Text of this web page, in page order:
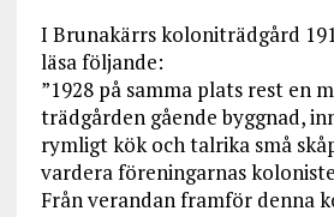
I Brunakärrs koloniträdgård
läsa följande:
”1928 på samma plats rest en
trädgården gående byggnad,
rymligt kök och talrika små
vardera föreningarnas
Från verandan framför denna